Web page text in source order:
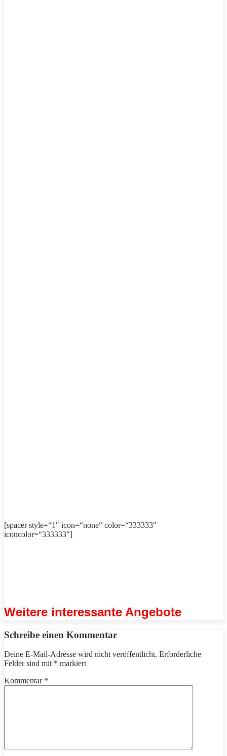
[spacer style=“1″ icon=“none“ color=“333333″
iconcolor=“333333″]
Weitere interessante Angebote
Schreibe einen Kommentar
Deine E-Mail-Adresse wird nicht veröffentlicht. Erforderliche
Felder sind mit * markiert
Kommentar *